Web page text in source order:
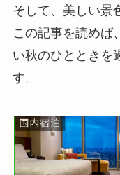
そして、美しい景
この記事を読めば
い秋のひとときを
す。